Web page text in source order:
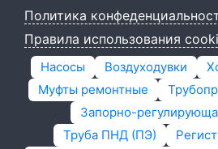
Политика
Правила использования
Насосы Воздуходувки
Муфты ремонтные
Запорно-
Труба ПНД (ПЭ)